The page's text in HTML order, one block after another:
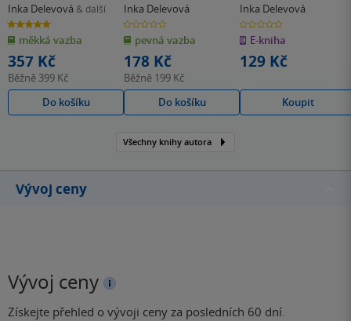
Inka Delevová & další
5.0
z
5
hvězdiček
měkká vazba
357 Kč
Běžně 399 Kč
Do košíku
Inka Delevová
0.0
z
5
hvězdiček
pevná vazba
178 Kč
Běžně 199 Kč
Do košíku
Inka Delevová
0.0
z
5
hvězdiček
E-kniha
129 Kč
Koupit
Všechny knihy autora
Vývoj ceny
Vývoj ceny
Získejte přehled o vývoji ceny za posledních 60 dní.